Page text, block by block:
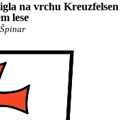
na vrchu Kreuzfelsen
lese